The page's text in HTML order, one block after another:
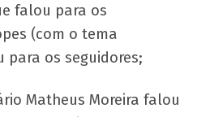
falou para os
(com o tema
para os seguidores;
Matheus Moreira falou